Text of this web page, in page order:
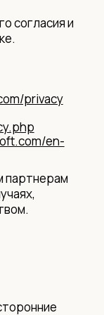
согласия и
privacy
en-
партнерам